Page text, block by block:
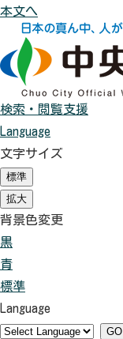
本文へ
検索・閲覧支援
Language
文字サイズ
標準
初
期
状
拡大
初
期
背景色変更
黒
色
を
黒
青
景
色
を
標準
景
色
Language
GO